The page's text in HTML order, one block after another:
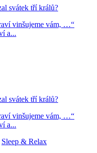
svátek tří králů?
vinšujeme vám, …“
a...
svátek tří králů?
vinšujeme vám, …“
a...
Sleep & Relax